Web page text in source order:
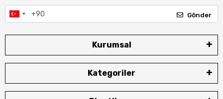
Gönder
Kurumsal
Kategoriler